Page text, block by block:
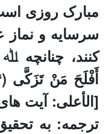
مبارک روزی
سرسایه و نماز
کنند، چنانچه
أَفْلَحَ مَنْ تَزَكَّى (
[الأعلى:آیت
ترجمه: به